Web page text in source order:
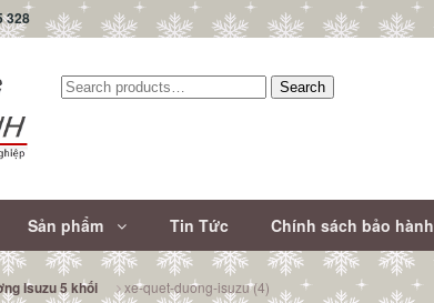
328
Tìm
Search
Sản phẩm Tin Tức Chính sách bảo hành
Isuzu 5 khối xe-quet-duong-isuzu (4)